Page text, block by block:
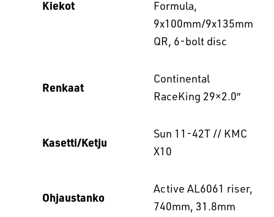
Kiekot
Formula,
9x100mm/9x135mm
QR, 6-bolt disc
Renkaat
Continental
RaceKing 29×2.0″
Kasetti/Ketju
Sun 11-42T // KMC
X10
Ohjaustanko
Active AL6061 riser,
740mm, 31.8mm